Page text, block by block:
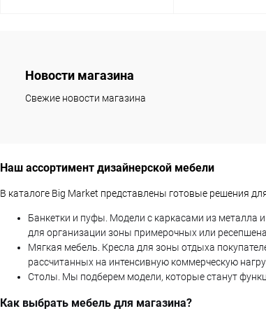
Купить в 1 клик Сравнение
В избранное Под заказ
Новости магазина
Свежие новости магазина
Наш ассортимент дизайнерской мебели
В каталоге Big Market представлены готовые решения
Банкетки и пуфы. Модели с каркасами из
для организации зоны примерочных или
Мягкая мебель. Кресла для зоны отдыха
рассчитанных на интенсивную коммерческую
Столы. Мы подберем модели, которые станут
Как выбрать мебель для магазина?